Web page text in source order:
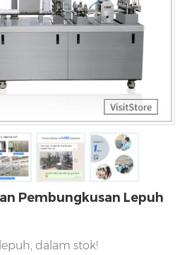
Pembungkusan Lepuh
dalam stok!